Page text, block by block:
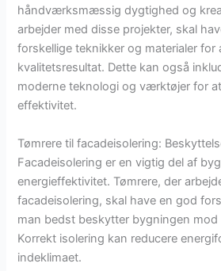
håndværksmæssig dygtighed og
arbejder med disse projekter, skal
forskellige teknikker og materialer for
kvalitetsresultat. Dette kan også
moderne teknologi og værktøjer for
effektivitet.
Tømrere til facadeisolering:
Facadeisolering er en vigtig del af
energieffektivitet. Tømrere, der
facadeisolering, skal have en god
man bedst beskytter bygningen mod
Korrekt isolering kan reducere
indeklimaet.